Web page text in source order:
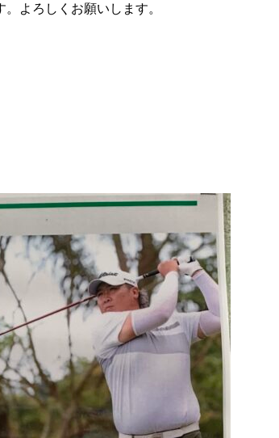
よろしくお願いします。